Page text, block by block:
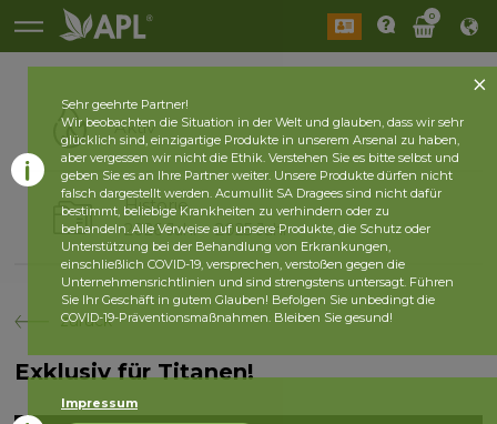
0
Aktiv
Historie
2026 Jahr 2025 Jahr
zurück
Exklusiv für Titanen!
Sehr geehrte Partner!
Wir beobachten die Situation in der Welt und glauben, dass wir sehr
glücklich sind, einzigartige Produkte in unserem Arsenal zu haben,
aber vergessen wir nicht die Ethik. Verstehen Sie es bitte selbst und
geben Sie es an Ihre Partner weiter. Unsere Produkte dürfen nicht
falsch dargestellt werden. Acumullit SA Dragees sind nicht dafür
bestimmt, beliebige Krankheiten zu verhindern oder zu
behandeln. Alle Verweise auf unsere Produkte, die Schutz oder
Unterstützung bei der Behandlung von Erkrankungen,
einschließlich COVID-19, versprechen, verstoßen gegen die
Unternehmensrichtlinien und sind strengstens untersagt. Führen
Sie Ihr Geschäft in gutem Glauben! Befolgen Sie unbedingt die
COVID-19-Präventionsmaßnahmen. Bleiben Sie gesund!
Impressum